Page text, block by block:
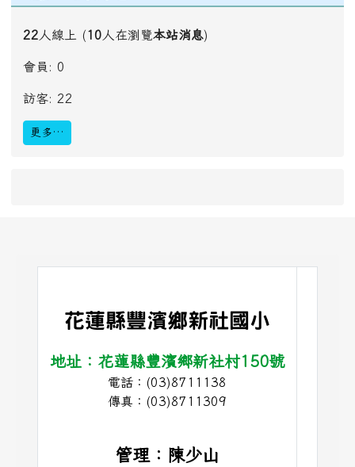
22 人線上 (10 人在瀏覽本站消息)
會員: 0
訪客: 22
更多…
花蓮縣豐濱鄉新社國小
地址：花蓮縣豐濱鄉新社村150號
電話：(03)8711138
傳真：(03)8711309
管理：陳少山